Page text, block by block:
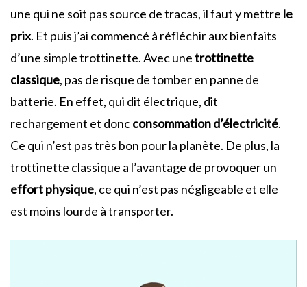
une qui ne soit pas source de tracas, il faut y mettre le
prix. Et puis j’ai commencé à réfléchir aux bienfaits
d’une simple trottinette. Avec unetrottinette
classique, pas de risque de tomber en panne de
batterie. En effet, qui dit électrique, dit
rechargement et doncconsommation d’électricité.
Ce qui n’est pas très bon pour la planète. De plus, la
trottinette classique a l’avantage de provoquer un
effort physique, ce qui n’est pas négligeable et elle
est moins lourde à transporter.